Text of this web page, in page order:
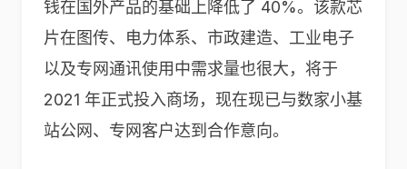
钱在国外产品的基础上降低了 40%。该款芯
片在图传、电力体系、市政建造、工业电子
以及专网通讯使用中需求量也很大，将于
2021 年正式投入商场，现在现已与数家小基
站公网、专网客户达到合作意向。